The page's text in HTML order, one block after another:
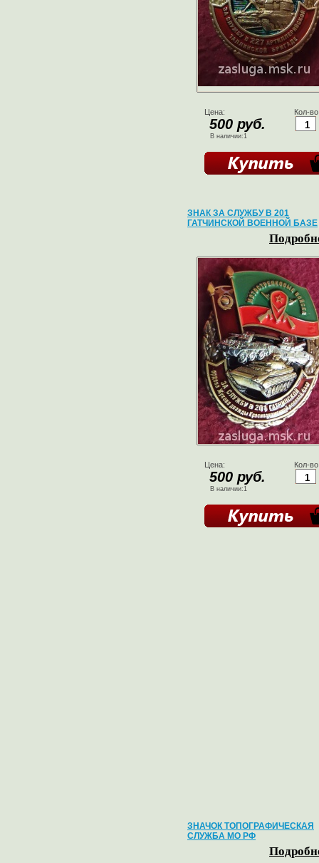
Цена:
500 руб.
В наличии:1
Кол-
ЗНАК ЗА СЛУЖБУ В 201
ГАТЧИНСКОЙ ВОЕННОЙ БАЗЕ
Цена:
500 руб.
В наличии:1
Кол-
ЗНАЧОК ТОПОГРАФИЧЕСКАЯ
СЛУЖБА МО РФ